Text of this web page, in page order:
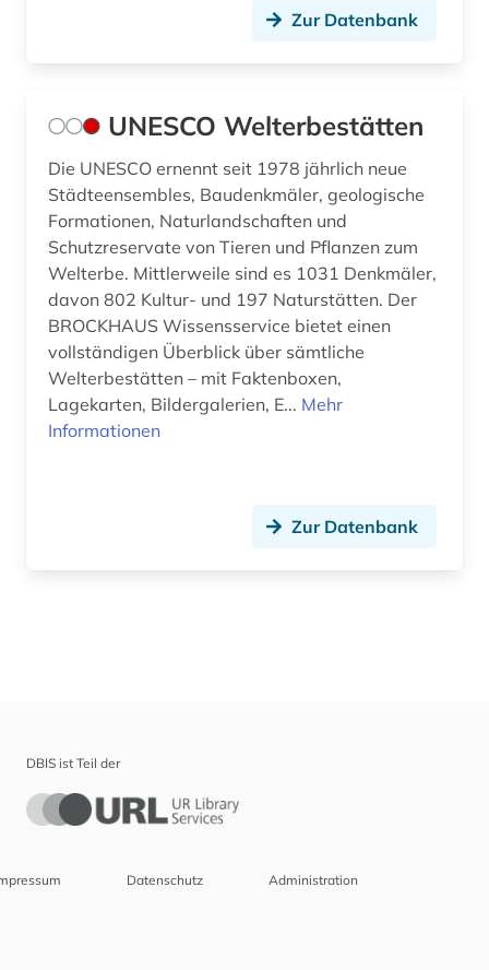
Zur Datenbank
UNESCO Welterbestätten
Die UNESCO ernennt seit 1978 jährlich neue
Städteensembles, Baudenkmäler, geologische
Formationen, Naturlandschaften und
Schutzreservate von Tieren und Pflanzen zum
Welterbe. Mittlerweile sind es 1031 Denkmäler,
davon 802 Kultur- und 197 Naturstätten. Der
BROCKHAUS Wissensservice bietet einen
vollständigen Überblick über sämtliche
Welterbestätten – mit Faktenboxen,
Lagekarten, Bildergalerien, E... Mehr
Informationen
Zur Datenbank
DBIS ist Teil der
Datenschutz Administration